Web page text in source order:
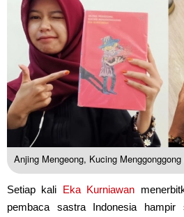
Anjing Mengeong, Kucing
Setiap kali Eka Kurniawan
pembaca sastra Indonesia hampir